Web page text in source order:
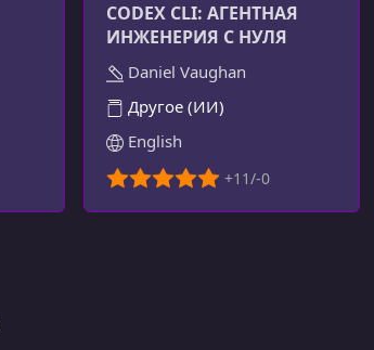
CODEX CLI: АГЕНТНАЯ
ИНЖЕНЕРИЯ С НУЛЯ
Daniel Vaughan
Другое (ИИ)
English